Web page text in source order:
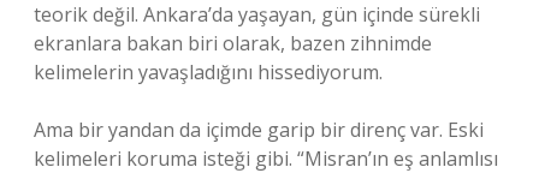
teorik değil. Ankara’da yaşayan, gün içinde sürekli
ekranlara bakan biri olarak, bazen zihnimde
kelimelerin yavaşladığını hissediyorum.
Ama bir yandan da içimde garip bir direnç var. Eski
kelimeleri koruma isteği gibi. “Misran’ın eş anlamlısı